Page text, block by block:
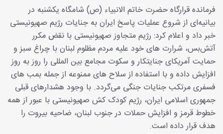
فرمانده قرارگاه حضرت خاتم‌ الانبیاء (ص) شامگاه یکشنبه در
بیانیه‌ای از شروع عملیات پاسخ ایران به جنایات رژیم صهیونیستی
خبر داد و اعلام کرد: رژیم متجاوز صهیونیستی با نقض مکرر
آتش‌بس، شرارت های خود علیه مردم مظلوم لبنان با چراغ سبز و
حمایت آمریکای جنایتکار و سکوت مجامع بین المللی را روز به روز
افزایش داده و با استفاده از سلاح های ممنوعه از جمله بمب های
فسفری مرتکب جنایات جنگی می‌گردد. با وجود هشدارهای قبلی
جمهوری اسلامی ایران، رژیم کودک کش صهیونیستی با عبور از همه
خطوط قرمز و افزایش حملات در جنوب لبنان، ضاحیه بیروت را
هدف قرار داده است.